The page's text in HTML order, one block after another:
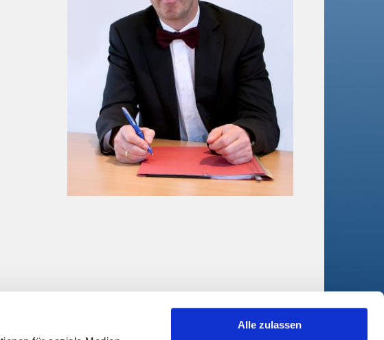
Alle zulassen